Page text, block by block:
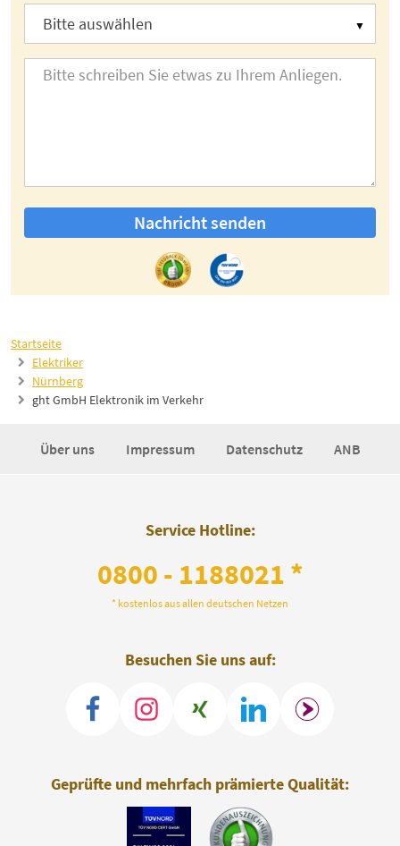
Startseite
Elektriker
Nürnberg
ght GmbH Elektronik im Verkehr
Nachricht senden
Über uns Impressum Datenschutz ANB
Service Hotline:
0800 - 1188021 *
* kostenlos aus allen deutschen Netzen
Besuchen Sie uns auf:
Geprüfte und mehrfach prämierte Qualität: